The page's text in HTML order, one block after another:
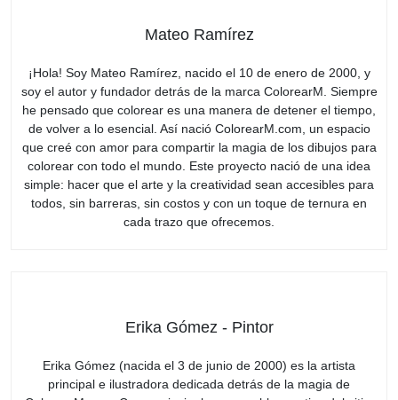
Mateo Ramírez
¡Hola! Soy Mateo Ramírez, nacido el 10 de enero de 2000, y
soy el autor y fundador detrás de la marca ColorearM. Siempre
he pensado que colorear es una manera de detener el tiempo,
de volver a lo esencial. Así nació ColorearM.com, un espacio
que creé con amor para compartir la magia de los dibujos para
colorear con todo el mundo. Este proyecto nació de una idea
simple: hacer que el arte y la creatividad sean accesibles para
todos, sin barreras, sin costos y con un toque de ternura en
cada trazo que ofrecemos.
Erika Gómez - Pintor
Erika Gómez (nacida el 3 de junio de 2000) es la artista
principal e ilustradora dedicada detrás de la magia de